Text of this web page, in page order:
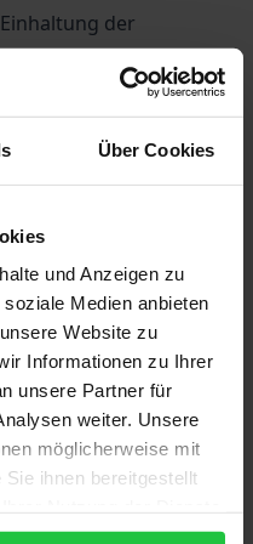
Über Cookies
und Anzeigen zu
Medien anbieten
Website zu
Informationen zu Ihrer
unsere Partner für
weiter. Unsere
möglicherweise mit
ihnen bereitgestellt
der
und welche
nach dem AI Act im
AI (GPAI) zu
Aspekte sind
Liability Directive
für KI-
für Schritt die
Acts. Betroffene
werden